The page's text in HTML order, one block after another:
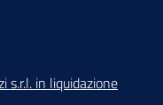
s.r.l. in liquidazione